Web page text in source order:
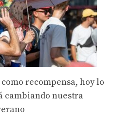
recompensa, hoy lo
cambiando nuestra